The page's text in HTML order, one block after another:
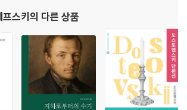
야
, 일화의 형식으로
곤두박질
한 아버지의 이미지는 도스토옙스키에
스키 의 다른 상품